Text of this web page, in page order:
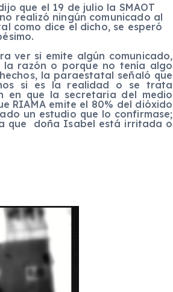
que el 19 de julio la SMAOT
realizó ningún comunicado al
como dice el dicho, se esperó
ver si emite algún comunicado,
la razón o porque no tenía algo
la paraestatal señaló que
si es la realidad o se trata
en que la secretaria del medio
RIAMA emite el 80% del dióxido
un estudio que lo confirmase;
que doña Isabel está irritada o